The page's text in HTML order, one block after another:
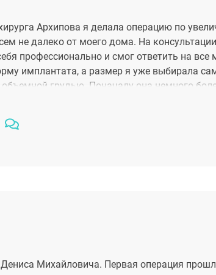
Архипова я делала операцию по
не далеко от моего дома. На
профессионально и смог ответить на
имплантата, а размер я уже выбирала
объемной грудью. Поначалу она немного
и натуральной, шрамы со временем стали
Михайловича. Первая операция